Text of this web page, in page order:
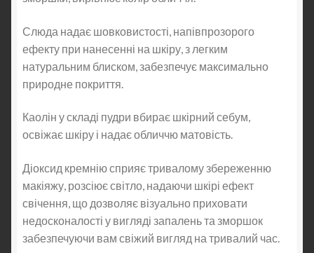
Слюда надає шовковистості, напівпрозорого
ефекту при нанесенні на шкіру, з легким
натуральним блиском, забезпечує максимально
природне покриття.
Каолін у складі пудри вбирає шкірний себум,
освіжає шкіру і надає обличчю матовість.
Діоксид кремнію сприяє тривалому збереженню
макіяжу, розсіює світло, надаючи шкірі ефект
свічення, що дозволяє візуально приховати
недосконалості у вигляді запалень та зморшок
забезпечуючи вам свіжий вигляд на тривалий час.